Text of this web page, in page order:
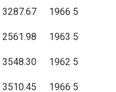
3287.67 1966 5
2561.98 1963 5
3548.30 1962 5
3510.45 1966 5